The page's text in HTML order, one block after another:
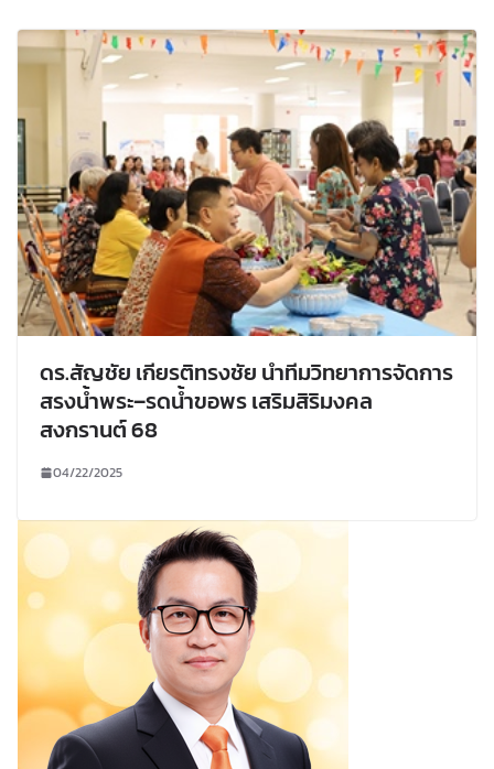
ดร.สัญชัย เกียรติทรงชัย นำทีมวิทยาการจัดการ
สรงน้ำพระ–รดน้ำขอพร เสริมสิริมงคล
สงกรานต์ 68
04/22/2025